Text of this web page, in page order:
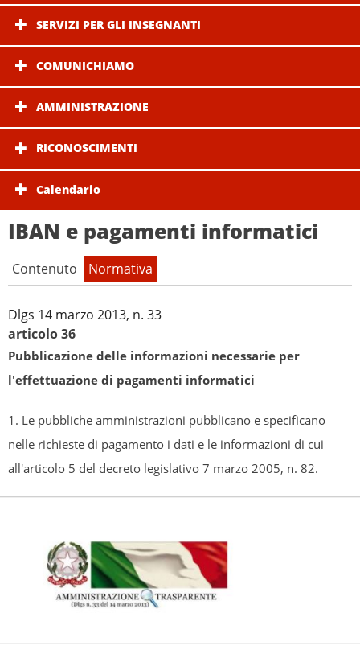
SERVIZI PER GLI INSEGNANTI
COMUNICHIAMO
AMMINISTRAZIONE
RICONOSCIMENTI
Calendario
IBAN e pagamenti informatici
Contenuto Normativa
Dlgs 14 marzo 2013, n. 33
articolo 36
Pubblicazione delle informazioni necessarie per
l'effettuazione di pagamenti informatici
1. Le pubbliche amministrazioni pubblicano e specificano
nelle richieste di pagamento i dati e le informazioni di cui
all'articolo 5 del decreto legislativo 7 marzo 2005, n. 82.